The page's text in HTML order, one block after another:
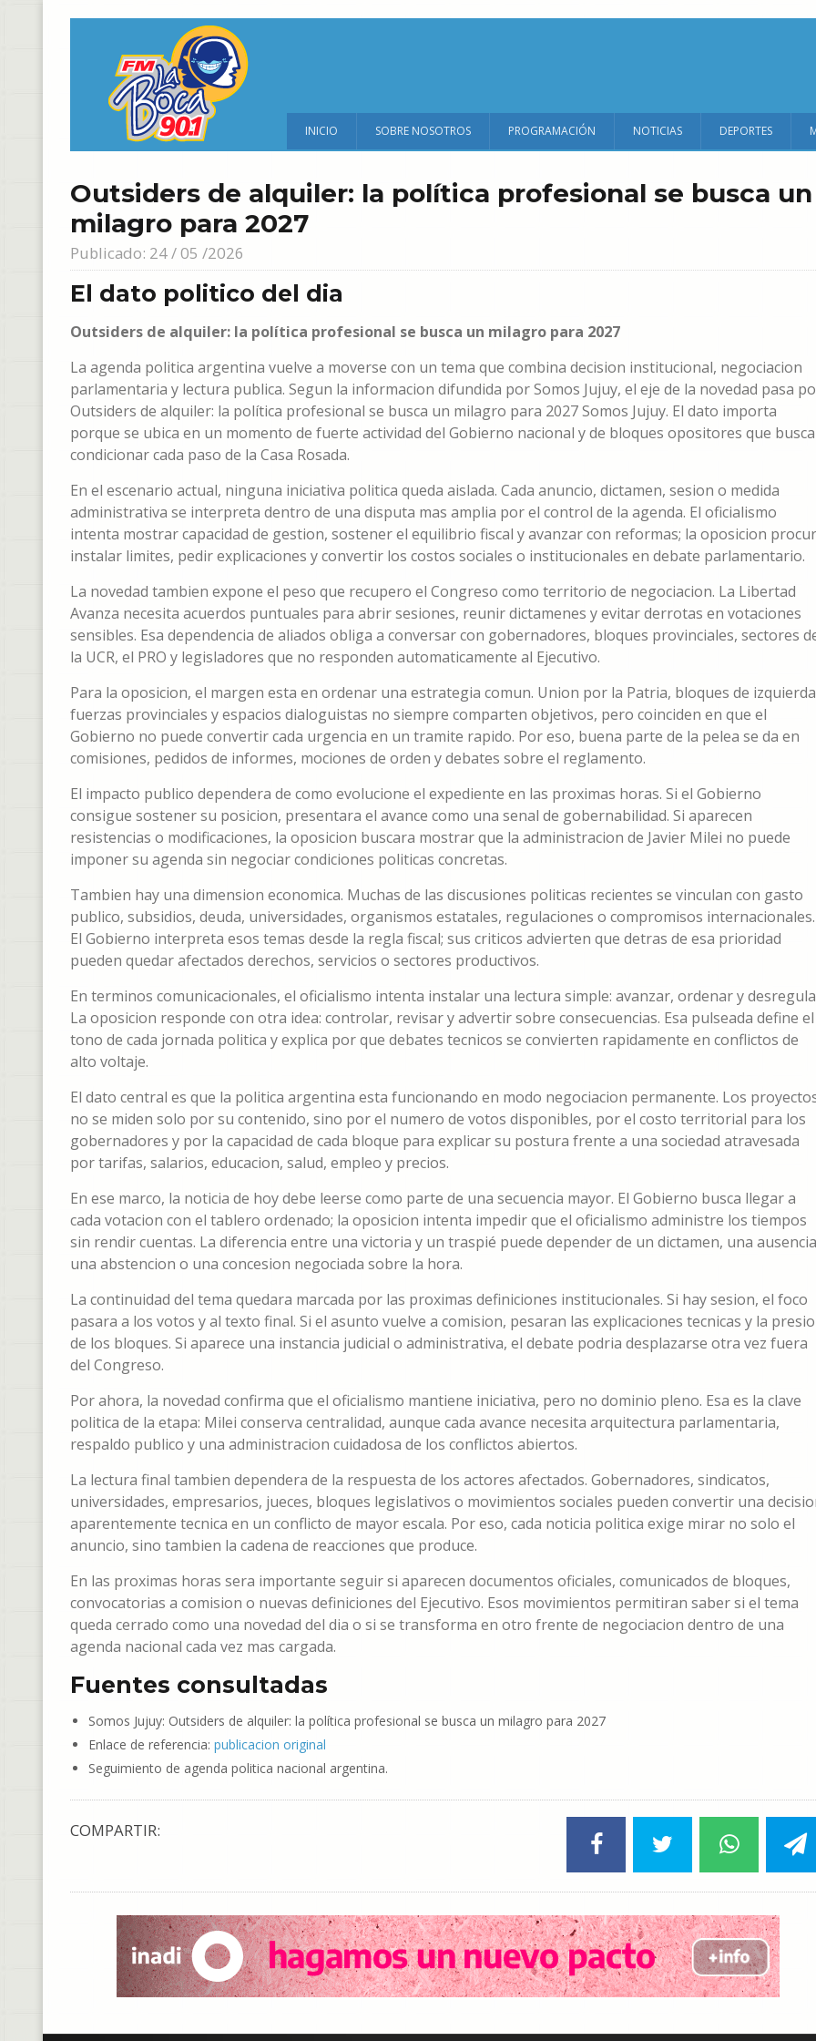
INICIO SOBRE NOSOTROS PROGRAMACIÓN NOTICIAS DEPORTES
Outsiders de alquiler: la política profesional se busca un
milagro para 2027
Publicado: 24 / 05 /2026
El dato politico del dia
Outsiders de alquiler: la política profesional se busca un milagro para 2027
La agenda politica argentina vuelve a moverse con un tema que combina decision institucional, negociacion
parlamentaria y lectura publica. Segun la informacion difundida por Somos Jujuy, el eje de la novedad pasa
Outsiders de alquiler: la política profesional se busca un milagro para 2027 Somos Jujuy. El dato importa
porque se ubica en un momento de fuerte actividad del Gobierno nacional y de bloques opositores que
condicionar cada paso de la Casa Rosada.
En el escenario actual, ninguna iniciativa politica queda aislada. Cada anuncio, dictamen, sesion o medida
administrativa se interpreta dentro de una disputa mas amplia por el control de la agenda. El oficialismo
intenta mostrar capacidad de gestion, sostener el equilibrio fiscal y avanzar con reformas; la oposicion
instalar limites, pedir explicaciones y convertir los costos sociales o institucionales en debate parlamentario.
La novedad tambien expone el peso que recupero el Congreso como territorio de negociacion. La Libertad
Avanza necesita acuerdos puntuales para abrir sesiones, reunir dictamenes y evitar derrotas en votaciones
sensibles. Esa dependencia de aliados obliga a conversar con gobernadores, bloques provinciales, sectores
la UCR, el PRO y legisladores que no responden automaticamente al Ejecutivo.
Para la oposicion, el margen esta en ordenar una estrategia comun. Union por la Patria, bloques de
fuerzas provinciales y espacios dialoguistas no siempre comparten objetivos, pero coinciden en que el
Gobierno no puede convertir cada urgencia en un tramite rapido. Por eso, buena parte de la pelea se da en
comisiones, pedidos de informes, mociones de orden y debates sobre el reglamento.
El impacto publico dependera de como evolucione el expediente en las proximas horas. Si el Gobierno
consigue sostener su posicion, presentara el avance como una senal de gobernabilidad. Si aparecen
resistencias o modificaciones, la oposicion buscara mostrar que la administracion de Javier Milei no puede
imponer su agenda sin negociar condiciones politicas concretas.
Tambien hay una dimension economica. Muchas de las discusiones politicas recientes se vinculan con gasto
publico, subsidios, deuda, universidades, organismos estatales, regulaciones o compromisos internacionales.
El Gobierno interpreta esos temas desde la regla fiscal; sus criticos advierten que detras de esa prioridad
pueden quedar afectados derechos, servicios o sectores productivos.
En terminos comunicacionales, el oficialismo intenta instalar una lectura simple: avanzar, ordenar y
La oposicion responde con otra idea: controlar, revisar y advertir sobre consecuencias. Esa pulseada define el
tono de cada jornada politica y explica por que debates tecnicos se convierten rapidamente en conflictos de
alto voltaje.
El dato central es que la politica argentina esta funcionando en modo negociacion permanente. Los
no se miden solo por su contenido, sino por el numero de votos disponibles, por el costo territorial para los
gobernadores y por la capacidad de cada bloque para explicar su postura frente a una sociedad atravesada
por tarifas, salarios, educacion, salud, empleo y precios.
En ese marco, la noticia de hoy debe leerse como parte de una secuencia mayor. El Gobierno busca llegar a
cada votacion con el tablero ordenado; la oposicion intenta impedir que el oficialismo administre los tiempos
sin rendir cuentas. La diferencia entre una victoria y un traspié puede depender de un dictamen, una
una abstencion o una concesion negociada sobre la hora.
La continuidad del tema quedara marcada por las proximas definiciones institucionales. Si hay sesion, el foco
pasara a los votos y al texto final. Si el asunto vuelve a comision, pesaran las explicaciones tecnicas y la
de los bloques. Si aparece una instancia judicial o administrativa, el debate podria desplazarse otra vez fuera
del Congreso.
Por ahora, la novedad confirma que el oficialismo mantiene iniciativa, pero no dominio pleno. Esa es la clave
politica de la etapa: Milei conserva centralidad, aunque cada avance necesita arquitectura parlamentaria,
respaldo publico y una administracion cuidadosa de los conflictos abiertos.
La lectura final tambien dependera de la respuesta de los actores afectados. Gobernadores, sindicatos,
universidades, empresarios, jueces, bloques legislativos o movimientos sociales pueden convertir una
aparentemente tecnica en un conflicto de mayor escala. Por eso, cada noticia politica exige mirar no solo el
anuncio, sino tambien la cadena de reacciones que produce.
En las proximas horas sera importante seguir si aparecen documentos oficiales, comunicados de bloques,
convocatorias a comision o nuevas definiciones del Ejecutivo. Esos movimientos permitiran saber si el tema
queda cerrado como una novedad del dia o si se transforma en otro frente de negociacion dentro de una
agenda nacional cada vez mas cargada.
Fuentes consultadas
Somos Jujuy: Outsiders de alquiler: la política profesional se busca un milagro para 2027
Enlace de referencia: publicacion original
Seguimiento de agenda politica nacional argentina.
COMPARTIR: